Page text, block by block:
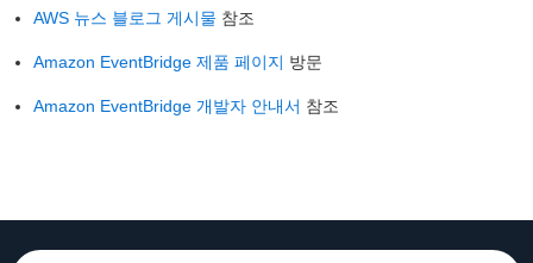
AWS 뉴스 블로그 게시물 참조
Amazon EventBridge 제품 페이지 방문
Amazon EventBridge 개발자 안내서 참조